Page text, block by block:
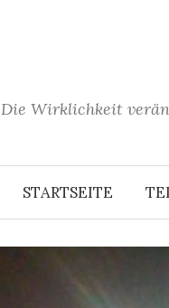
Die Wirklichkeit
STARTSEITE